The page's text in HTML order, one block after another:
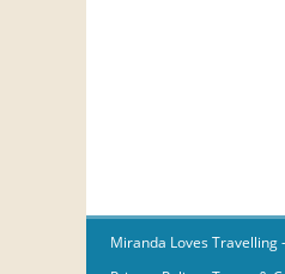
Miranda Loves Travelling